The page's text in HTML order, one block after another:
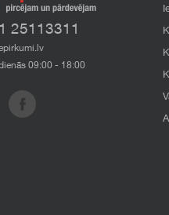
25113311
09:00 - 18:00